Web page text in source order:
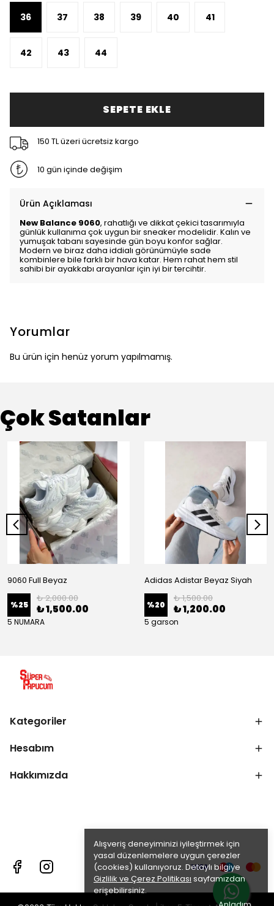
Alışveriş deneyiminizi iyileştirmek için
yasal düzenlemelere uygun çerezler
(cookies) kullanıyoruz. Detaylı bilgiye
Gizlilik ve Çerez Politikası sayfamızdan
erişebilirsiniz.
36 37 38 39 40 41
42 43 44
SEPETE EKLE
150 TL üzeri ücretsiz kargo
10 gün içinde değişim
Ürün Açıklaması
New Balance 9060, rahatlığı ve dikkat çekici tasarımıyla
günlük kullanıma çok uygun bir sneaker modelidir. Kalın ve
yumuşak tabanı sayesinde gün boyu konfor sağlar.
Modern ve biraz daha iddialı görünümüyle sade
kombinlere bile farklı bir hava katar. Hem rahat hem stil
sahibi bir ayakkabı arayanlar için iyi bir tercihtir.
Yorumlar
Bu ürün için henüz yorum yapılmamış.
Çok Satanlar
9060 Full Beyaz
%25
₺ 2,000.00
₺ 1,500.00
5 NUMARA
Adidas Adistar Beyaz Siyah
%20
₺ 1,500.00
₺ 1,200.00
5 garson
Kategoriler
Hesabım
Hakkımızda